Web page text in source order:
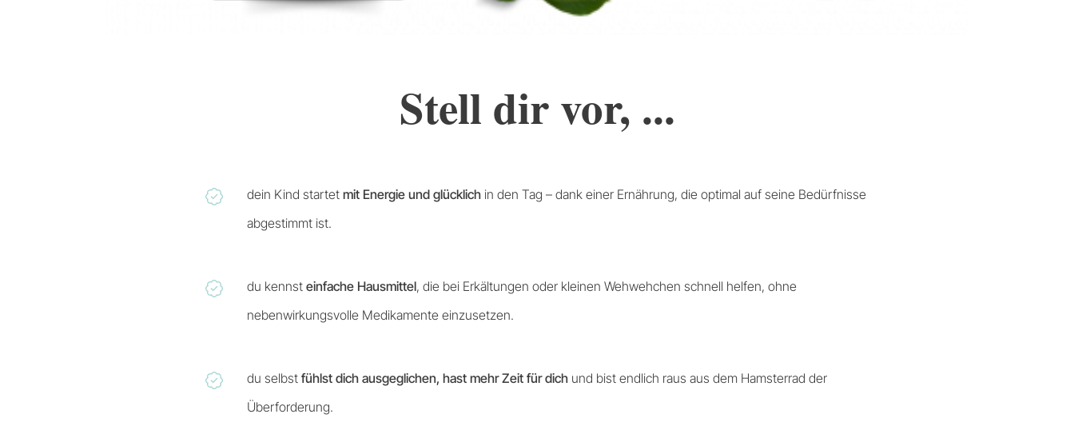
Stell dir vor, ...
dein Kind startet mit Energie und glücklich in den Tag – dank einer Ernährung, die optimal auf seine Bedürfnisse
abgestimmt ist.
du kennst einfache Hausmittel, die bei Erkältungen oder kleinen Wehwehchen schnell helfen, ohne
nebenwirkungsvolle Medikamente einzusetzen.
du selbst fühlst dich ausgeglichen, hast mehr Zeit für dich und bist endlich raus aus dem Hamsterrad der
Überforderung.